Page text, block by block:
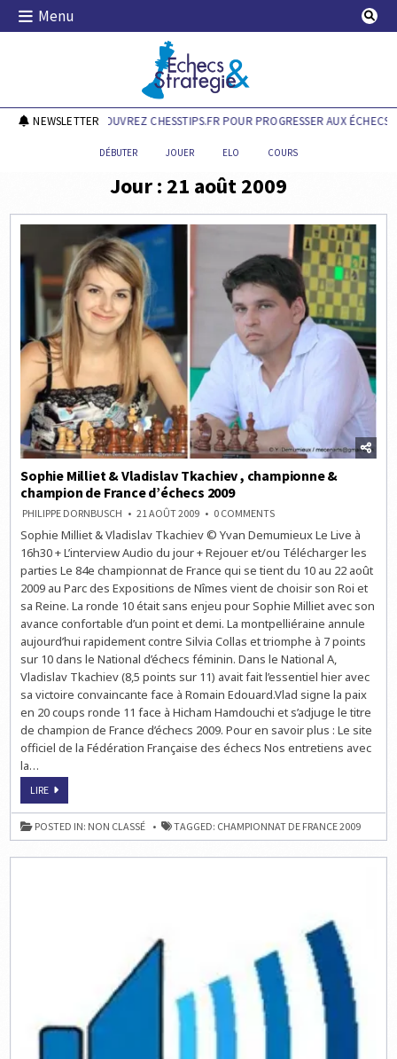
Skip
Menu
Echecs & Stratégie
NEWSLETTERDÉCOUVREZ CHESSTIPS.FR POUR PROGRESSER AUX ÉCHECS !
DÉBUTER JOUER ELO COURS
Jour : 21 août 2009
Sophie Milliet & Vladislav Tkachiev , championne &
champion de France d’échecs 2009
PHILIPPE DORNBUSCH 21 AOÛT 2009 0 COMMENTSON
MILLIET
&
VLADISLAV
TKACHIEV
,
CHAMPIONNE
&
CHAMPION
DE
FRANCE
D’ÉCHECS
2009
Sophie Milliet & Vladislav Tkachiev © Yvan Demumieux Le Live à
16h30 + L’interview Audio du jour + Rejouer et/ou Télécharger les
parties Le 84e championnat de France qui se tient du 10 au 22 août
2009 au Parc des Expositions de Nîmes vient de choisir son Roi et
sa Reine. La ronde 10 était sans enjeu pour Sophie Milliet avec son
avance confortable d’un point et demi. La montpelliéraine annule
aujourd’hui rapidement contre Silvia Collas et triomphe à 7 points
sur 10 dans le National d’échecs féminin. Dans le National A,
Vladislav Tkachiev (8,5 points sur 11) avait fait l’essentiel hier avec
sa victoire convaincante face à Romain Edouard.Vlad signe la paix
en 20 coups ronde 11 face à Hicham Hamdouchi et s’adjuge le titre
de champion de France d’échecs 2009. Pour en savoir plus : Le site
officiel de la Fédération Française des échecs Nos entretiens avec
la…
LIRESOPHIE
&
VLADISLAV
TKACHIEV
,
POSTED IN: NON CLASSÉ TAGGED: CHAMPIONNAT DE FRANCE 2009